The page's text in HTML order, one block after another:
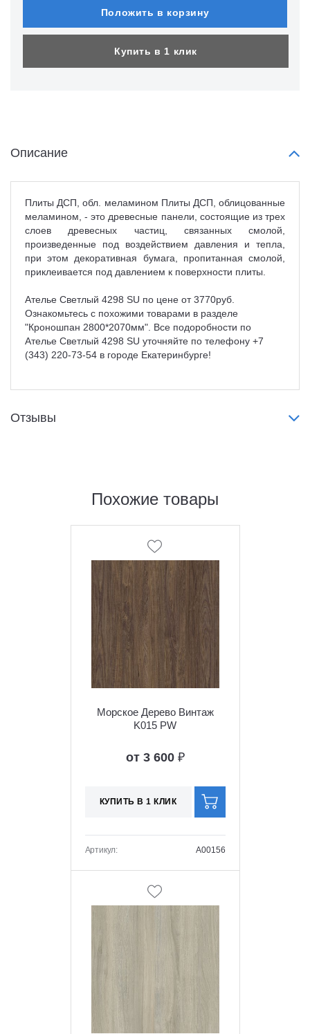
Положить в корзину
Купить в 1 клик
Описание
Плиты ДСП, обл. меламином Плиты ДСП, облицованные
меламином, - это древесные панели, состоящие из трех
слоев древесных частиц, связанных смолой,
произведенные под воздействием давления и тепла,
при этом декоративная бумага, пропитанная смолой,
приклеивается под давлением к поверхности плиты.
Ателье Светлый 4298 SU по цене от 3770руб.
Ознакомьтесь с похожими товарами в разделе
"Кроношпан 2800*2070мм". Все подоробности по
Ателье Светлый 4298 SU уточняйте по телефону +7
(343) 220-73-54 в городе Екатеринбурге!
Отзывы
Похожие товары
Морское Дерево Винтаж
K015 PW
от 3 600 ₽
КУПИТЬ В 1 КЛИК
Артикул: A00156